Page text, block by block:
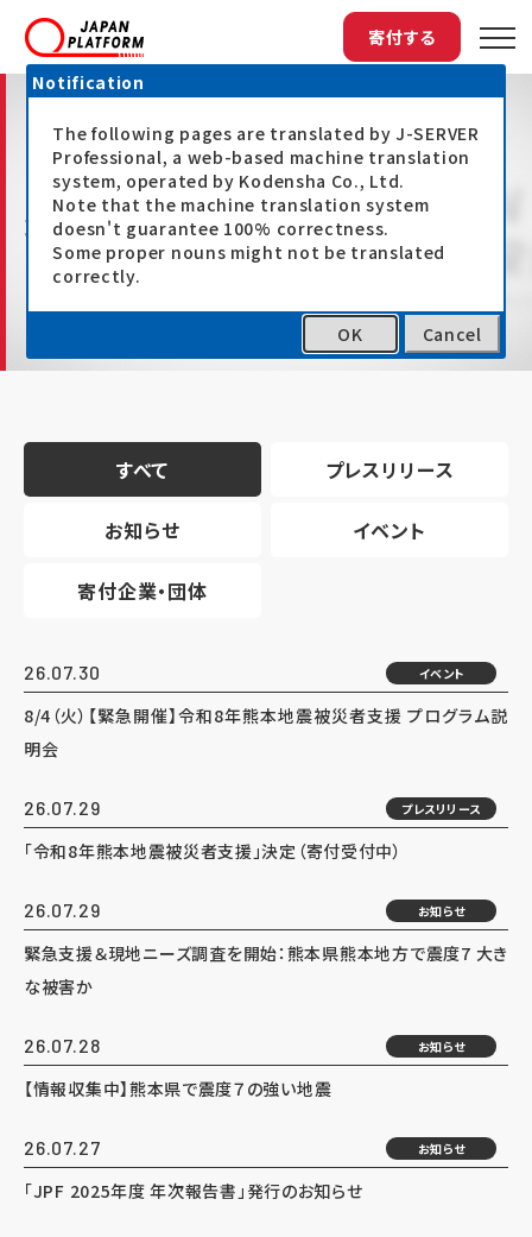
寄付する
最新情報
すべて プレスリリース
お知らせ イベント
寄付企業・団体
26.07.30 イベント
8/4（火）【緊急開催】令和8年熊本地震被災者支援 プログラム説
明会
26.07.29 プレスリリース
「令和8年熊本地震被災者支援」決定（寄付受付中）
26.07.29 お知らせ
緊急支援＆現地ニーズ調査を開始：熊本県熊本地方で震度7 大き
な被害か
26.07.28 お知らせ
【情報収集中】熊本県で震度７の強い地震
26.07.27 お知らせ
「JPF 2025年度 年次報告書」発行のお知らせ
Notification
The following pages are translated by J-SERVER
Professional, a web-based machine translation
system, operated by Kodensha Co., Ltd.
Note that the machine translation system
doesn't guarantee 100% correctness.
Some proper nouns might not be translated
correctly.
OK Cancel